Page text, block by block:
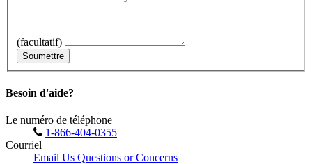
(facultatif)
Soumettre
Besoin d'aide?
Le numéro de téléphone
1-866-404-0355
Courriel
Email Us Questions or Concerns